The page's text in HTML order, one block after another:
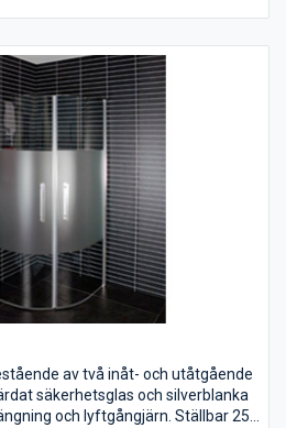
är vändbara och finns i
1900 mm.
av två inåt- och utåtgående
säkerhetsglas och silverblanka
och lyftgångjärn. Ställbar 25